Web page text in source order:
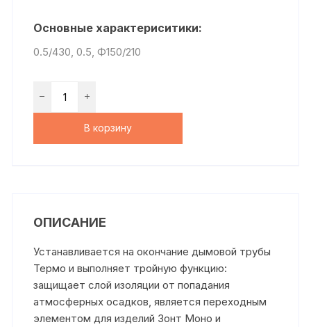
Основные характериситики:
0.5/430, 0.5, Ф150/210
В корзину
ОПИСАНИЕ
Устанавливается на окончание дымовой трубы
Термо и выполняет тройную функцию:
защищает слой изоляции от попадания
атмосферных осадков, является переходным
элементом для изделий Зонт Моно и